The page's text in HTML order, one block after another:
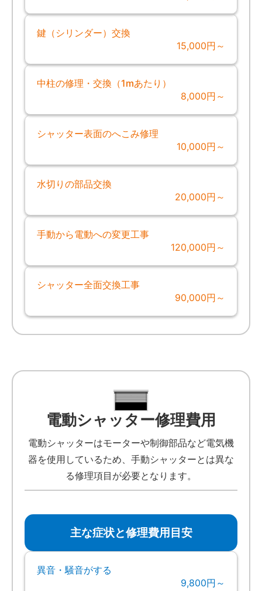
鍵（シリンダー）交換
15,000円～
中柱の修理・交換（1mあたり）
8,000円～
シャッター表面のへこみ修理
10,000円～
水切りの部品交換
20,000円～
手動から電動への変更工事
120,000円～
シャッター全面交換工事
90,000円～
電動シャッター修理費用
電動シャッターはモーターや制御部品など電気機
器を使用しているため、手動シャッターとは異な
る修理項目が必要となります。
主な症状と修理費用目安
異音・騒音がする
9,800円～